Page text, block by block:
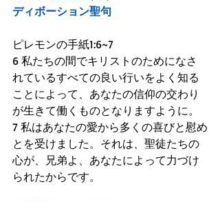
ディボーション聖句
ピレモンの手紙1:6~7
6 私たちの間でキリストのためになさ
れているすべての良い行いをよく知る
ことによって、あなたの信仰の交わり
が生きて働くものとなりますように。
7 私はあなたの愛から多くの喜びと慰め
とを受けました。それは、聖徒たちの
心が、兄弟よ、あなたによって力づけ
られたからです。